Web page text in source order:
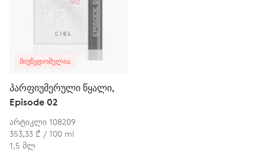
ᲛᲘᲣᲬᲕᲓᲝᲛᲔᲚᲘᲐ
პარფიუმერული წყალი,
Episode 02
არტიკლი 108209
353,33 ₾ / 100 ml
1,5 მლ